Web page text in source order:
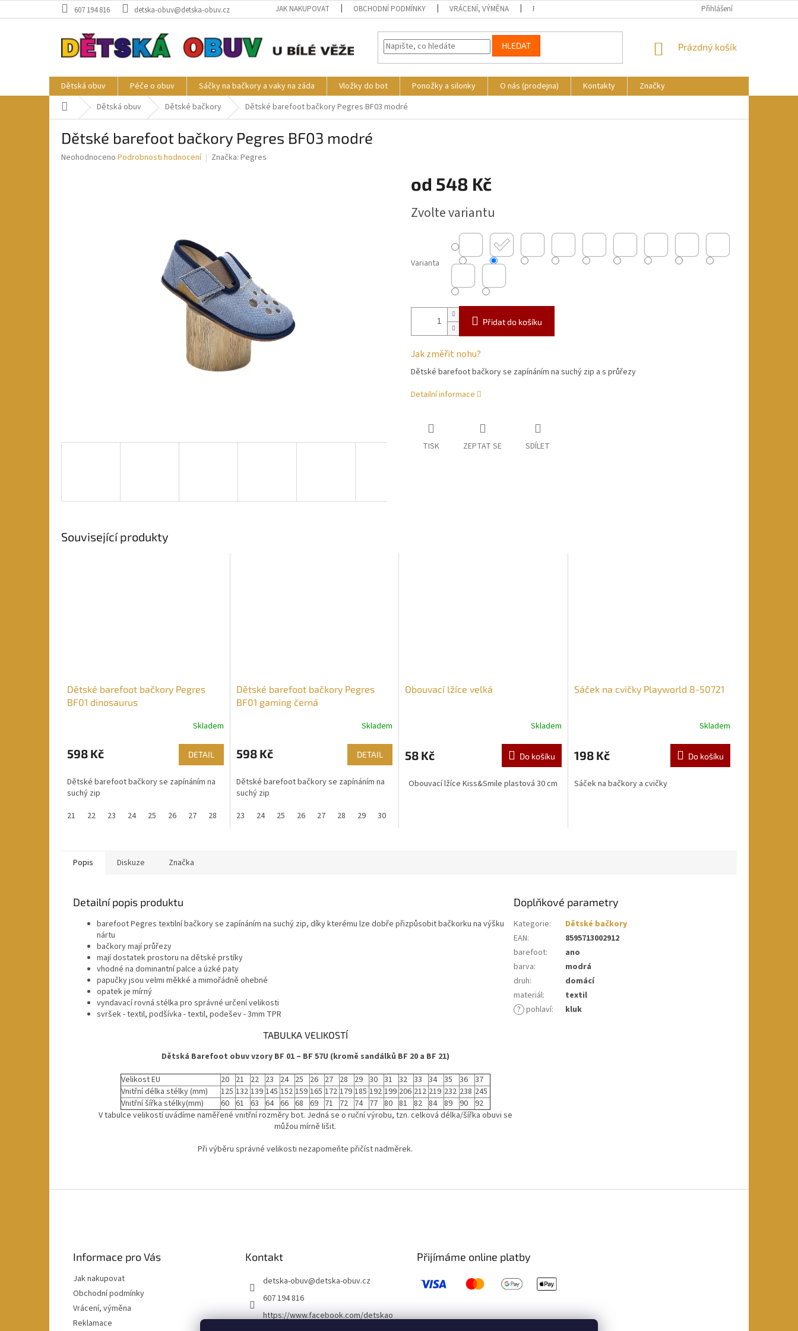
na
607 194 816 detska-obuv@detska-obuv.cz JAK NAKUPOVAT OBCHODNÍ PODMÍNKY VRÁCENÍ, VÝMĚNA REKLAMACE KDE NÁS NAJDETE
Přihlášení
HLEDAT
NÁKUPNÍ
Prázdný košík
Dětská obuv Péče o obuv Sáčky na bačkory a vaky na záda Vložky do bot Ponožky a silonky O nás (prodejna) Kontakty
Značky
Domů Dětská obuv Dětské bačkory Dětské barefoot bačkory Pegres BF03 modré
Dětské barefoot bačkory Pegres BF03 modré
Průměrné
Neohodnoceno Podrobnosti hodnocení Značka: Pegres
od 548 Kč
cena:
Zvolte variantu
Varianta
Přidat do košíku
Jak změřit nohu?
Dětské barefoot bačkory se zapínáním na suchý zip a s průřezy
Detailní informace
TISK ZEPTAT SE SDÍLET
Související produkty
Dětské barefoot bačkory Pegres
BF01 dinosaurus
Skladem
598 Kč DETAIL
Dětské barefoot bačkory se zapínáním na
suchý zip
21
22 23 24 25 26 27 28
Dětské barefoot bačkory Pegres
BF01 gaming černá
Skladem
598 Kč DETAIL
Dětské barefoot bačkory se zapínáním na
suchý zip
23
24 25 26 27 28 29 30
Obouvací lžíce velká
Skladem
58 Kč Do košíku
Obouvací lžíce Kiss&Smile plastová 30 cm
Sáček na cvičky Playworld 8-50721
Skladem
198 Kč Do košíku
Sáček na bačkory a cvičky
Popis Diskuze Značka
Detailní popis produktu
barefoot Pegres textilní bačkory se zapínáním na suchý zip, díky kterému lze dobře přizpůsobit bačkorku na výšku
nártu
bačkory mají průřezy
mají dostatek prostoru na dětské prstíky
vhodné na dominantní palce a úzké paty
papučky jsou velmi měkké a mimořádně ohebné
opatek je mírný
vyndavací rovná stélka pro správné určení velikosti
svršek - textil, podšívka - textil, podešev - 3mm TPR
TABULKA VELIKOSTÍ
Dětská Barefoot obuv vzory BF 01 – BF 57U (kromě sandálků BF 20 a BF 21)
Velikost EU
20 21 22 23 24 25 26 27 28 29 30 31 32 33 34 35 36
37
Vnitřní délka stélky (mm)
125 132 139 145 152 159 165 172 179 185 192 199 206 212 219 232 238 245
Vnitřní šířka stélky(mm)
60 61 63 64 66 68 69 71 72 74 77 80 81 82 84 89 90
92
V tabulce velikostí uvádíme naměřené vnitřní rozměry bot. Jedná se o ruční výrobu, tzn. celková délka/šířka obuvi se
můžou mírně lišit.
Při výběru správné velikosti nezapomeňte přičíst nadměrek.
Doplňkové parametry
Kategorie:
Dětské bačkory
EAN:
8595713002912
barefoot:
ano
barva:
modrá
druh:
domácí
materiál:
textil
? pohlaví: kluk
Informace pro Vás
Jak nakupovat
Obchodní podmínky
Vrácení, výměna
Reklamace
Kontakt
detska-obuv@detska-obuv.cz
607 194 816
https://www.facebook.com/detskao
Přijímáme online platby